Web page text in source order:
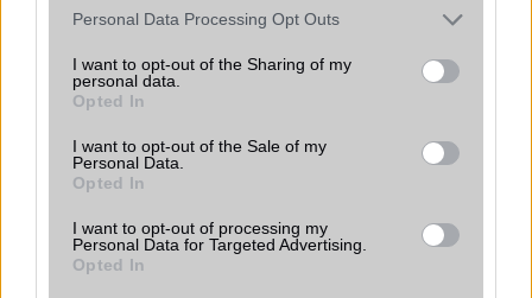
Please note that this website/app uses one or more Google
not limited to your visit or usage behaviour. You may click to
grant or deny consent to Google and its third-party tags to
use your data for below specified purposes in below Google
consent section.
Personal Data Processing Opt Outs
I want to opt-out of the Sharing of my
personal data.
Opted In
I want to opt-out of the Sale of my
Personal Data.
Opted In
I want to opt-out of processing my
Personal Data for Targeted Advertising.
Opted In
Mennyibe kerül